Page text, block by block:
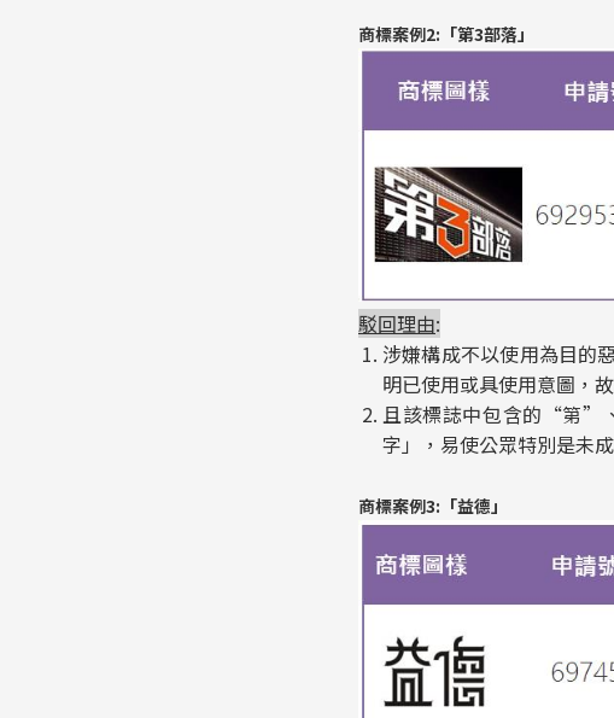
商標案例2:「第3部落」
駁回理由:
涉嫌構成不以使用為目的
明已使用或具使用意圖，
且該標誌中包含的“第”
字」，易使公眾特別是未
商標案例3:「益德」